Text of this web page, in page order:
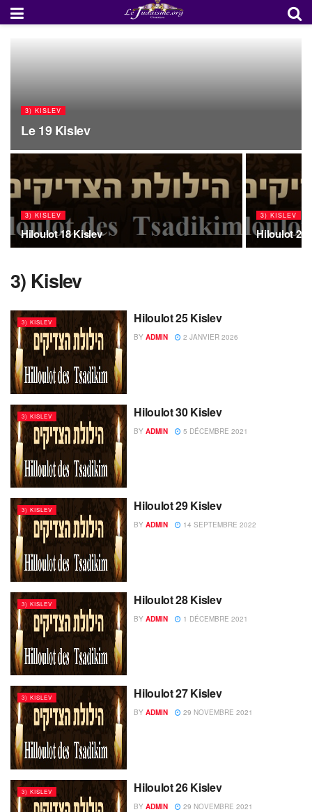
3) KISLEV
Le 19 Kislev
3) KISLEV
Hiloulot 18 Kislev
3) KISLEV
Hiloulot 20
3) Kislev
3) KISLEV Hiloulot 25 Kislev
BY ADMIN 2 JANVIER 2026
3) KISLEV Hiloulot 30 Kislev
BY ADMIN 5 DÉCEMBRE 2021
3) KISLEV Hiloulot 29 Kislev
BY ADMIN 14 SEPTEMBRE 2022
3) KISLEV Hiloulot 28 Kislev
BY ADMIN 1 DÉCEMBRE 2021
3) KISLEV Hiloulot 27 Kislev
BY ADMIN 29 NOVEMBRE 2021
3) KISLEV Hiloulot 26 Kislev
BY ADMIN 29 NOVEMBRE 2021